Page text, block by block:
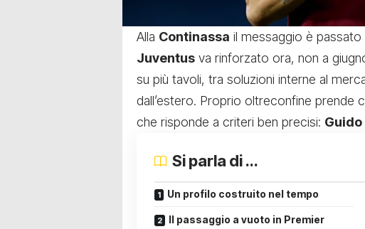
Alla Continassa il messaggio è
Juventus va rinforzato ora, non a
su più tavoli, tra soluzioni interne al
dall’estero. Proprio oltreconfine prende
che risponde a criteri ben precisi:
Si parla di ...
Un profilo costruito nel tempo
Il passaggio a vuoto in Premier